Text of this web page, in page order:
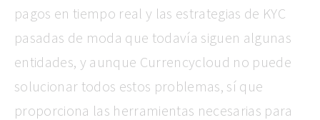
pagos en tiempo real y las estrategias de KYC
pasadas de moda que todavía siguen algunas
entidades, y aunque Currencycloud no puede
solucionar todos estos problemas, sí que
proporciona las herramientas necesarias para